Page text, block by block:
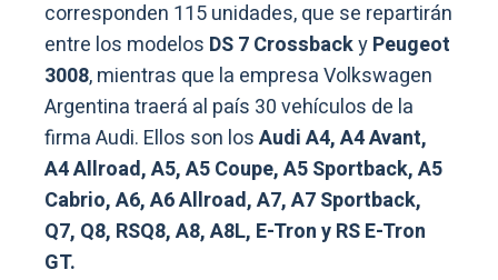
corresponden 115 unidades, que se repartirán
entre los modelos DS 7 CrossbackyPeugeot
3008, mientras que la empresa Volkswagen
Argentina traerá al país 30 vehículos de la
firma Audi. Ellos son losAudi A4, A4 Avant,
A4 Allroad, A5, A5 Coupe, A5 Sportback, A5
Cabrio, A6, A6 Allroad, A7, A7 Sportback,
Q7, Q8, RSQ8, A8, A8L, E-Tron y RS E-Tron
GT.